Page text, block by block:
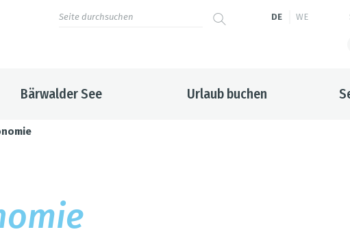
DE WE
Bärwalder See Urlaub buchen